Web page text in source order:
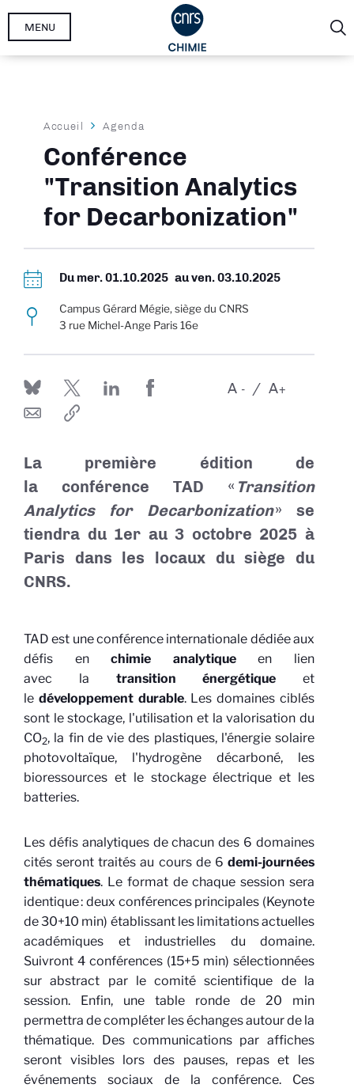
Aller
MENU
Fil
d'Ariane
Accueil Agenda
Conférence
"Transition Analytics
for Decarbonization"
Du mer. 01.10.2025 auven. 03.10.2025
Campus Gérard Mégie, siège du CNRS
3 rue Michel-Ange Paris 16e
-
A +
A
La première édition de
la conférence TAD « Transition
Analytics for Decarbonization» se
tiendra du 1er au 3 octobre 2025 à
Paris dans les locaux du siège du
CNRS.
TAD est une conférence internationale dédiée aux
défis enchimie analytiqueen lien
avec la transition énergétique et
le développement durable. Les domaines ciblés
sont le stockage, l'utilisation et la valorisation du
CO2, la fin de vie des plastiques, l'énergie solaire
photovoltaïque, l'hydrogène décarboné, les
bioressources et le stockage électrique et les
batteries.
Les défis analytiques de chacun des 6 domaines
cités seront traités au cours de 6 demi-journées
thématiques. Le format de chaque session sera
identique : deux conférences principales (Keynote
de 30+10 min) établissant les limitations actuelles
académiques et industrielles du domaine.
Suivront 4 conférences (15+5 min) sélectionnées
sur abstract par le comité scientifique de la
session. Enfin, une table ronde de 20 min
permettra de compléter les échanges autour de la
thématique. Des communications par affiches
seront visibles lors des pauses, repas et les
événements sociaux de la conférence. Ces